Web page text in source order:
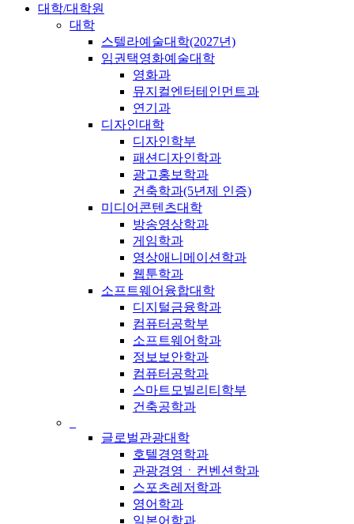
대학/대학원
대학
스텔라예술대학(2027년)
임권택영화예술대학
영화과
뮤지컬엔터테인먼트과
연기과
디자인대학
디자인학부
패션디자인학과
광고홍보학과
건축학과(5년제 인증)
미디어콘텐츠대학
방송영상학과
게임학과
영상애니메이션학과
웹툰학과
소프트웨어융합대학
디지털금융학과
컴퓨터공학부
소프트웨어학과
정보보안학과
컴퓨터공학과
스마트모빌리티학부
건축공학과
글로벌관광대학
호텔경영학과
관광경영ㆍ컨벤션학과
스포츠레저학과
영어학과
일본어학과